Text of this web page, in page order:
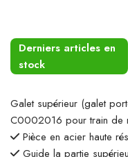
Derniers articles en
stock
Galet supérieur (galet
C0002016 pour train de
Pièce en acier haute
Guide la partie